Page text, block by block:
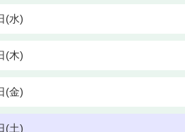
(水)
(木)
(金)
(土)